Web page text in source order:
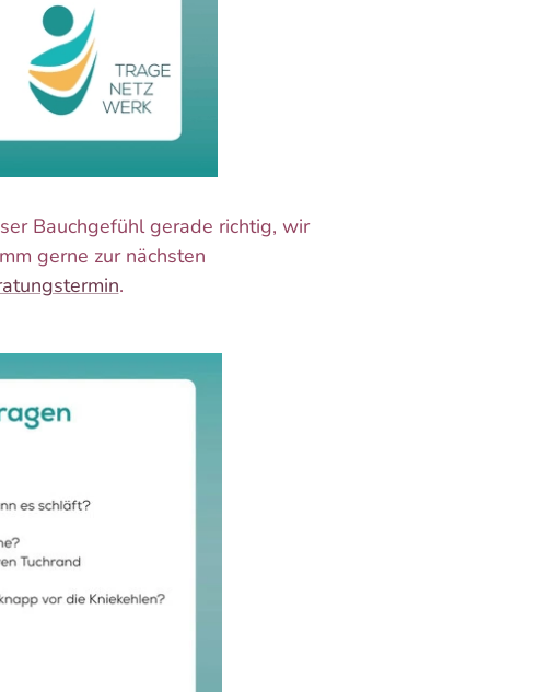
Bauchgefühl gerade richtig, wir
gerne zur nächsten
.